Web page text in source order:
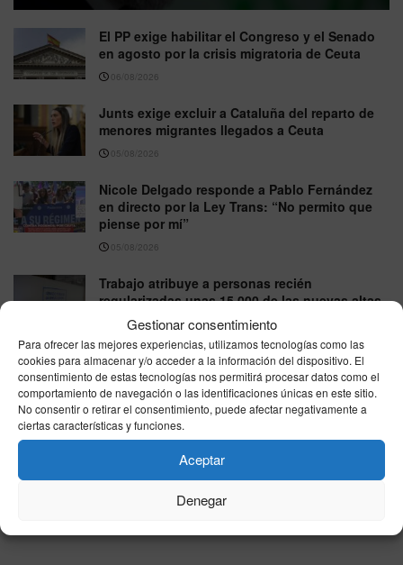
Gestionar consentimiento
Para ofrecer las mejores experiencias, utilizamos tecnologías como las
cookies para almacenar y/o acceder a la información del dispositivo. El
consentimiento de estas tecnologías nos permitirá procesar datos como el
comportamiento de navegación o las identificaciones únicas en este sitio.
No consentir o retirar el consentimiento, puede afectar negativamente a
ciertas características y funciones.
Aceptar
Denegar
El PP exige habilitar el Congreso y el Senado
en agosto por la crisis migratoria de Ceuta
06/08/2026
Junts exige excluir a Cataluña del reparto de
menores migrantes llegados a Ceuta
05/08/2026
Nicole Delgado responde a Pablo Fernández
en directo por la Ley Trans: “No permito que
piense por mí”
05/08/2026
Trabajo atribuye a personas recién
regularizadas unas 15.000 de las nuevas altas
del paro en julio
05/08/2026
El Gobierno eleva en casi 30.000 millones el
presupuesto destinado a amortizar deuda
pública en 2026
05/08/2026
El Gobierno destina 25 millones
migrantes llegados a Ceuta